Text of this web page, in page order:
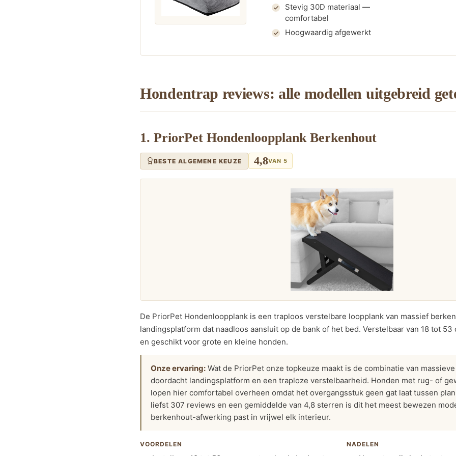
Stevig 30D materiaal —
comfortabel
Hoogwaardig afgewerkt
Hondentrap reviews: alle modellen uitgebreid
1. PriorPet Hondenloopplank Berkenhout
BESTE ALGEMENE KEUZE 4,8VAN 5
De PriorPet Hondenloopplank is een traploos verstelbare loopplank van massief
landingsplatform dat naadloos aansluit op de bank of het bed. Verstelbaar van 18 tot 53
en geschikt voor grote en kleine honden.
Onze ervaring: Wat de PriorPet onze topkeuze maakt is de combinatie van
doordacht landingsplatform en een traploze verstelbaarheid. Honden met rug- of
lopen hier comfortabel overheen omdat het overgangsstuk geen gat laat tussen
liefst 307 reviews en een gemiddelde van 4,8 sterren is dit het meest bewezen
berkenhout-afwerking past in vrijwel elk interieur.
VOORDELEN NADELEN